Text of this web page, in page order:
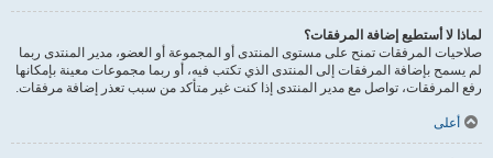
لماذا لا أستطيع إضافة المرفقات؟
صلاحيات المرفقات تمنح على مستوى المنتدى أو المجموعة أو العضو، مدير المنتدى ربما
لم يسمح بإضافة المرفقات إلى المنتدى الذي تكتب فيه، أو ربما مجموعات معينة بإمكانها
رفع المرفقات، تواصل مع مدير المنتدى إذا كنت غير متأكد من سبب تعذر إضافة مرفقات.
أعلى